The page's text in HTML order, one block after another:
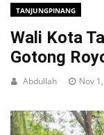
TANJUNGPINANG
Wali Kota
Gotong
Abdullah Nov